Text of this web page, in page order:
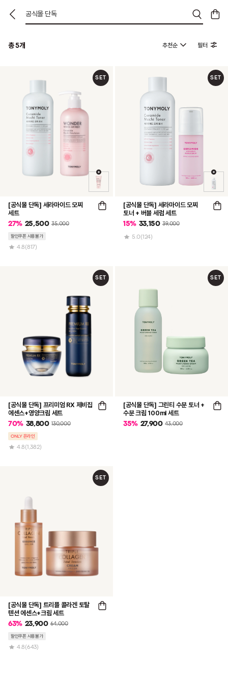
공식몰 단독
총5개 추천순 필터
SET
[공식몰 단독] 세라마이드 모찌
세트
27% 25,500 35,000
할인쿠폰 사용불가
4.8 (817)
SET
[공식몰 단독] 세라마이드 모찌
토너 + 버블 세럼 세트
15% 33,150 39,000
5.0 (124)
SET
[공식몰 단독] 프리미엄 RX 제비집
에센스+영양크림 세트
70% 38,800 130,000
ONLY 온라인
4.8 (1,382)
SET
[공식몰 단독] 그린티 수분 토너 +
수분 크림 100ml 세트
35% 27,900 43,000
SET
[공식몰 단독] 트리플 콜라겐 토탈
텐션 에센스+크림 세트
63% 23,900 64,000
할인쿠폰 사용불가
4.8 (643)